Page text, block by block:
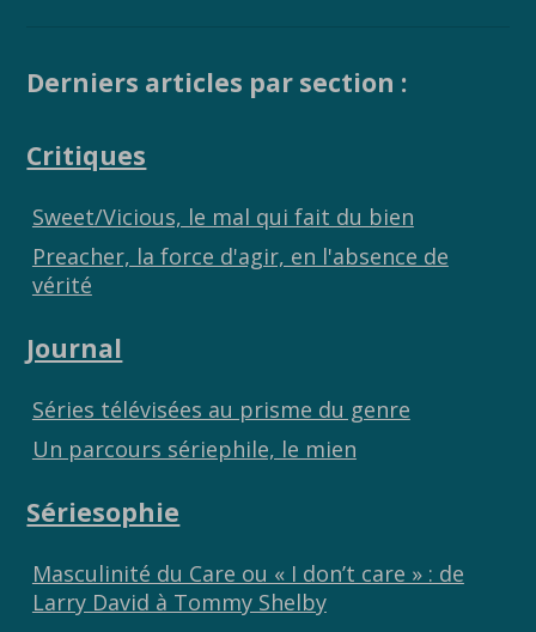
b
o
k
er y
k
g
Derniers articles par section :
Critiques
Sweet/Vicious, le mal qui fait du bien
Preacher, la force d'agir, en l'absence de
vérité
Journal
Séries télévisées au prisme du genre
Un parcours sériephile, le mien
Sériesophie
Masculinité du Care ou « I don’t care » : de
Larry David à Tommy Shelby